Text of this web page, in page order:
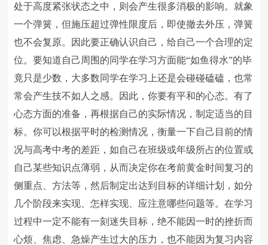
处于高度紧张状态之中，则会产生很多消极的影响。就象
一个弹簧，但施压超过弹性限度后，即使撤去外压，弹簧
也不会复原。因此要正确认识自己，给自己一个合理的定
位。要知道自己周围的同学在学习方面能“如鱼得水”的毕
竟只是少数，大多数同学在学习上还是会碰碰磕磕，也常
常会产生技不如人之感。因此，你要有平和的心态。有了
心态方面的准备，再根据自己的实际情况，制定适当的目
标。你可以根据平时的检测情况，衡量一下自己目前的情
况与高考中考的差距，如自己在班级或年级所占的位置或
自己某些知识点薄弱，从而决定你在考前黄金时间复习的
侧重点、方法等，然后制定出达到目标的详细计划，如分
几个阶段来实现、怎样实现、应注意哪些问题等。在学习
过程中一定不能有一刻迷失目标，绝不能因一时的挫折而
心烦、焦虑、急燥产生过大的压力，也不能因为复习内容